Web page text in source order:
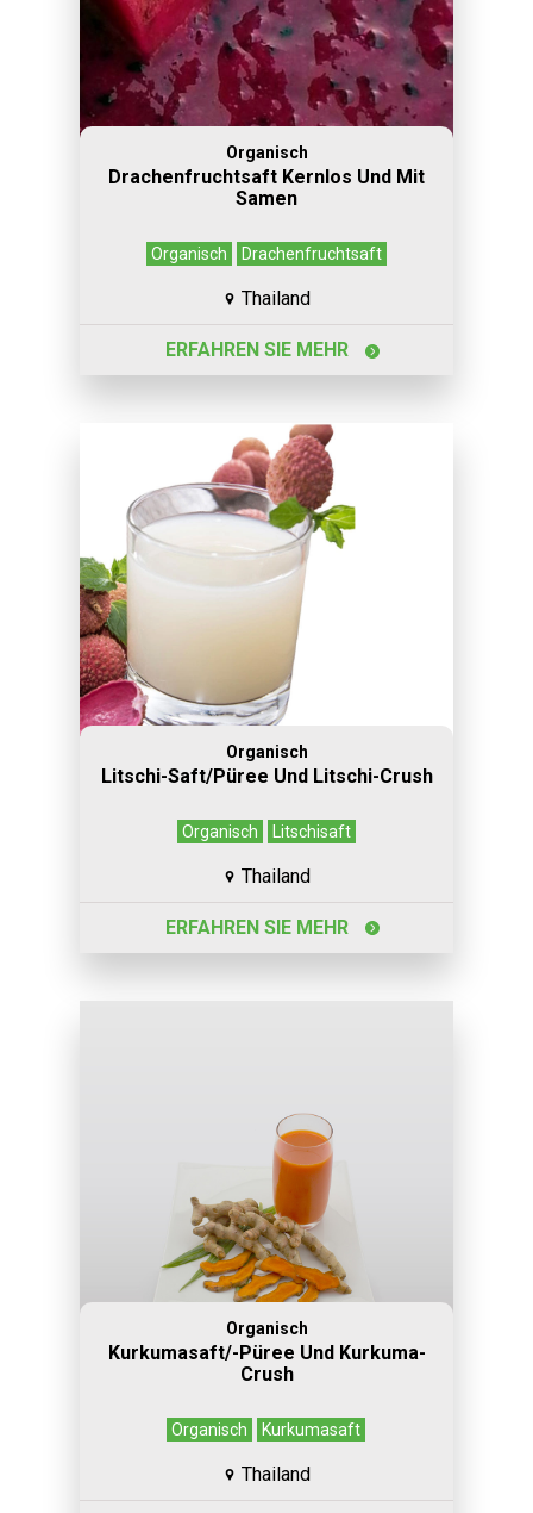
Organisch
Drachenfruchtsaft Kernlos Und Mit
Samen
Organisch Drachenfruchtsaft
Thailand
ERFAHREN SIE MEHR
Organisch
Litschi-Saft/Püree Und Litschi-Crush
Organisch Litschisaft
Thailand
ERFAHREN SIE MEHR
Organisch
Kurkumasaft/-Püree Und Kurkuma-
Crush
Organisch Kurkumasaft
Thailand